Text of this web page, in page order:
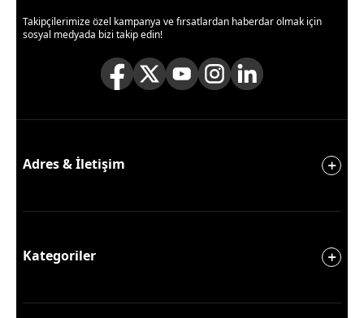
Takipçilerimize özel kampanya ve fırsatlardan haberdar olmak için
sosyal medyada bizi takip edin!
Adres & İletişim
Kategoriler